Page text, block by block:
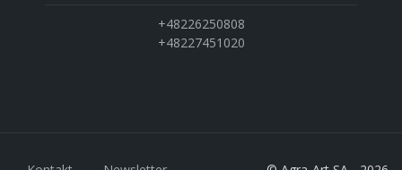
+48226250808
+48227451020